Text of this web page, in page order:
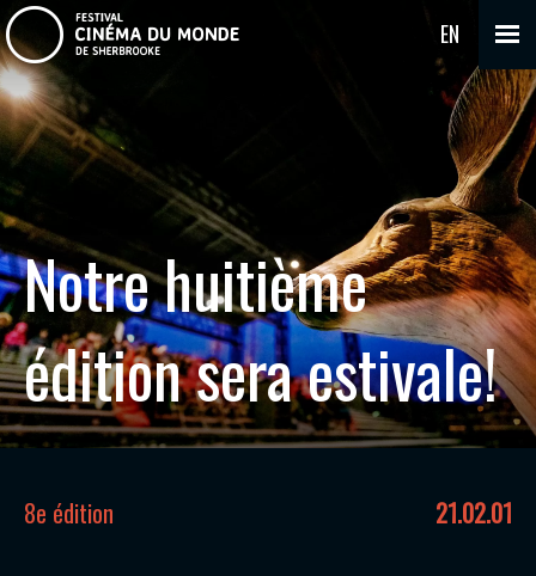
EN
Notre huitième
édition sera estivale!
8e édition 21.02.01